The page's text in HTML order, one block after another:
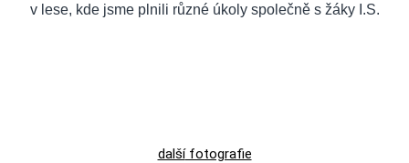
v lese, kde jsme plnili různé úkoly společně s žáky I.S.
dalšífotografie